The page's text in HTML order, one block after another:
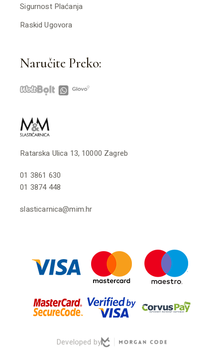
Sigurnost Plaćanja
Raskid Ugovora
Naručite Preko:
Ratarska Ulica 13, 10000 Zagreb
01 3861 630
01 3874 448
slasticarnica@mim.hr
Developed by